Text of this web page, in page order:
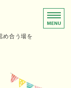
けの小規模保育園
め合う場を